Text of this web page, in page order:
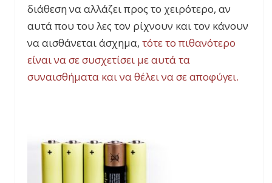
διάθεση να αλλάζει προς το χειρότερο, αν
αυτά που του λες τον ρίχνουν και τον κάνουν
να αισθάνεται άσχημα, τότε το πιθανότερο
είναι να σε συσχετίσει με αυτά τα
συναισθήματα και να θέλει να σε αποφύγει.